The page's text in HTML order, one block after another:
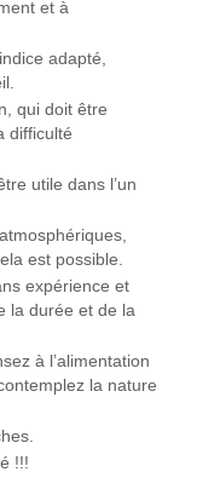
et à
adapté,
qui doit être
difficulté
utile dans l’un
est possible.
expérience et
la durée et de la
à l’alimentation
la nature
!!!